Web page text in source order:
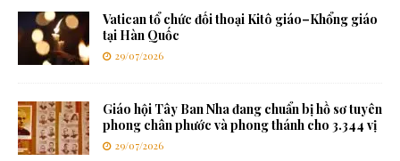
Vatican tổ chức đối thoại Kitô giáo–Khổng giáo
tại Hàn Quốc
29/07/2026
Giáo hội Tây Ban Nha đang chuẩn bị hồ sơ tuyên
phong chân phước và phong thánh cho 3.344 vị
29/07/2026